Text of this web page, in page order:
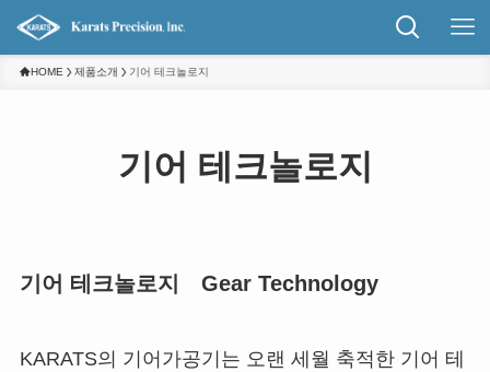
HOME 제품소개 기어 테크놀로지
기어 테크놀로지
기어 테크놀로지 Gear Technology
KARATS의 기어가공기는 오랜 세월 축적한 기어 테